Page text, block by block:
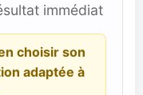
immédiat
choisir son
adaptée à